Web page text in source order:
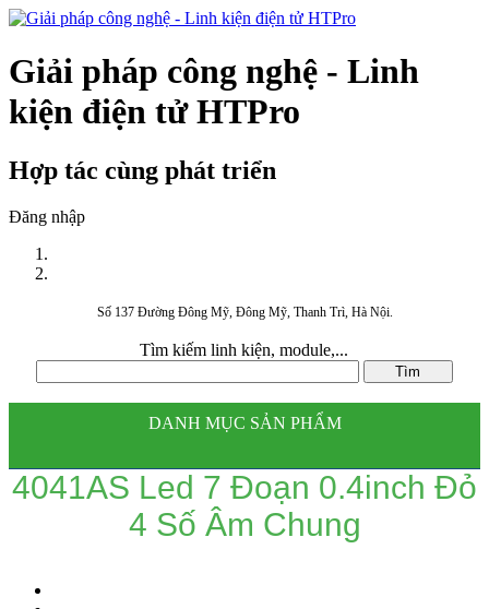
Giải pháp công nghệ - Linh
kiện điện tử HTPro
Hợp tác cùng phát triển
Đăng nhập
Số 137 Đường Đông Mỹ, Đông Mỹ, Thanh Trì, Hà Nội.
Tìm kiếm linh kiện, module,...
DANH MỤC SẢN PHẨM
4041AS Led 7 Đoạn 0.4inch Đỏ
4 Số Âm Chung